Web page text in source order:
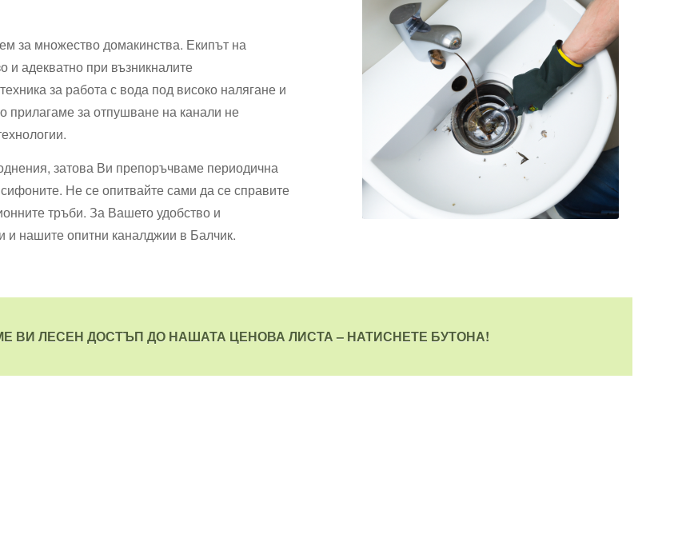
за множество домакинства. Екипът на
и адекватно при възникналите
за работа с вода под високо налягане и
прилагаме за отпушване на канали не
затова Ви препоръчваме периодична
Не се опитвайте сами да се справите
тръби. За Вашето удобство и
и нашите опитни каналджии в Балчик.
ВИ ЛЕСЕН ДОСТЪП ДО НАШАТА ЦЕНОВА ЛИСТА – НАТИСНЕТЕ БУТОНА!